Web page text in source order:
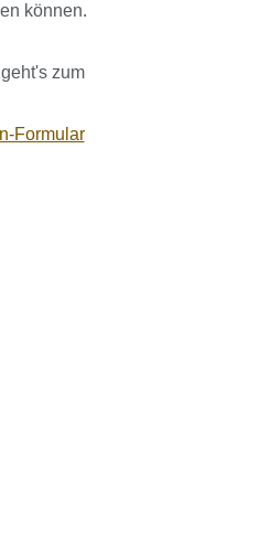
können.
zum
Formular